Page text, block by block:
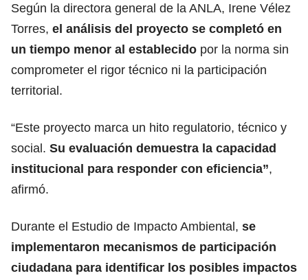
Según la directora general de la ANLA, Irene Vélez
Torres, el análisis del proyecto se completó en
un tiempo menor al establecido por la norma sin
comprometer el rigor técnico ni la participación
territorial.
“Este proyecto marca un hito regulatorio, técnico y
social. Su evaluación demuestra la capacidad
institucional para responder con eficiencia”,
afirmó.
Durante el Estudio de Impacto Ambiental, se
implementaron mecanismos de participación
ciudadana para identificar los posibles impactos